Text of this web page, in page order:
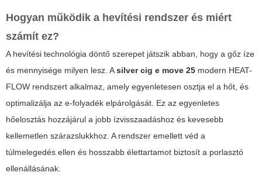
Hogyan működik a hevítési rendszer és miért
számít ez?
A hevítési technológia döntő szerepet játszik abban, hogy a gőz íze
és mennyisége milyen lesz. Asilver cig e move 25 modern HEAT-
FLOW rendszert alkalmaz, amely egyenletesen osztja el a hőt, és
optimalizálja az e-folyadék elpárolgását. Ez az egyenletes
hőelosztás hozzájárul a jobb ízvisszaadáshoz és kevesebb
kellemetlen szárazslukkhoz. A rendszer emellett véd a
túlmelegedés ellen és hosszabb élettartamot biztosít a porlasztó
ellenállásának.